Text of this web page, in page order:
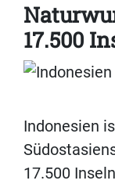
17.500
Indonesien
17.500